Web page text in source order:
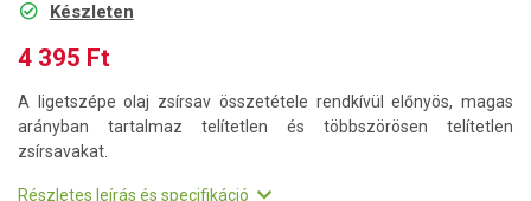
Készleten
4 395 Ft
A ligetszépe olaj zsírsav összetétele rendkívül előnyös, magas
arányban tartalmaz telítetlen és többszörösen telítetlen
zsírsavakat.
Részletes leírás és specifikáció